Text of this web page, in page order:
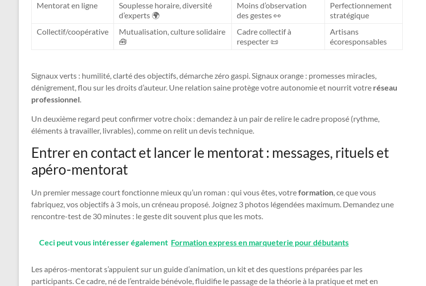
Mentorat en ligne
Souplesse horaire, diversité
d’experts 🌍
Moins d’observation
des gestes 👀
Perfectionnement
stratégique
Collectif/coopérative
Mutualisation, culture solidaire
🧰
Cadre collectif à
respecter 📜
Artisans
écoresponsables
Signaux verts : humilité, clarté des objectifs, démarche zéro gaspi. Signaux orange : promesses miracles,
dénigrement, flou sur les droits d’auteur. Une relation saine protège votre autonomie et nourrit votre réseau
professionnel.
Un deuxième regard peut confirmer votre choix : demandez à un pair de relire le cadre proposé (rythme,
éléments à travailler, livrables), comme on relit un devis technique.
Entrer en contact et lancer le mentorat : messages, rituels et
apéro-mentorat
Un premier message court fonctionne mieux qu’un roman : qui vous êtes, votreformation, ce que vous
fabriquez, vos objectifs à 3 mois, un créneau proposé. Joignez 3 photos légendées maximum. Demandez une
rencontre-test de 30 minutes : le geste dit souvent plus que les mots.
Ceci peut vous intéresser également Formation express en marqueterie pour débutants
Les apéros-mentorat s’appuient sur un guide d’animation, un kit et des questions préparées par les
participants. Ce cadre, né de l’entraide bénévole, fluidifie le passage de la théorie à la pratique et met en